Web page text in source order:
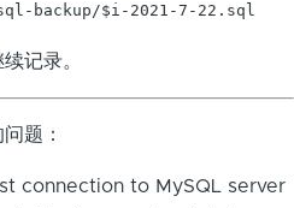
backup/$i-2021-7-22.sql
记录。
题：
connection to MySQL server